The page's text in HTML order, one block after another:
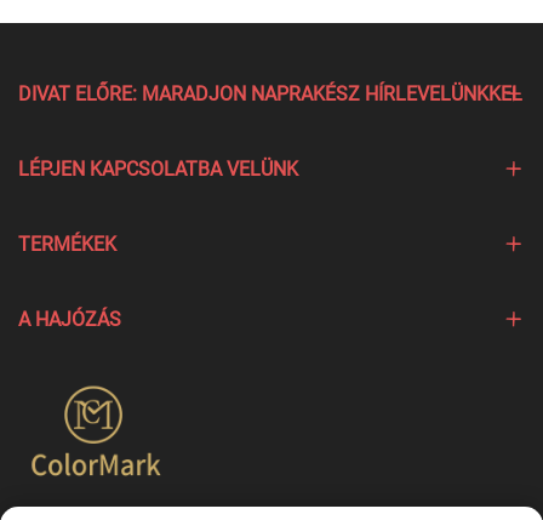
DIVAT ELŐRE: MARADJON NAPRAKÉSZ HÍRLEVELÜNKKEL
LÉPJEN KAPCSOLATBA VELÜNK
TERMÉKEK
A HAJÓZÁS